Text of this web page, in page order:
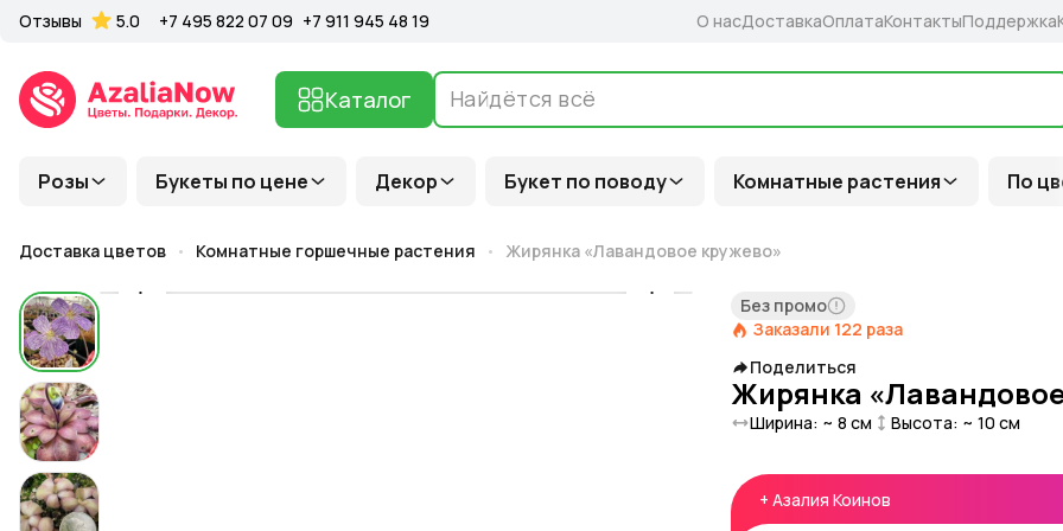
Розы Букеты по цене Декор Букет по поводу Комнатные растения По
Каталог
Отзывы 5.0 +7 495 822 07 09 +7 911 945 48 19 О насДоставкаОплатаКонтактыПоддержка
Доставка цветов Комнатные горшечные растения Жирянка «Лавандовое кружево»
Без промо
Заказали 122 раза
Поделиться
Жирянка
Ширина: ~ 8 см Высота: ~ 10 см
+ Азалия Коинов